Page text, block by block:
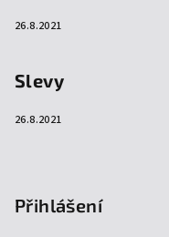
26.8.2021
Slevy
26.8.2021
Přihlášení